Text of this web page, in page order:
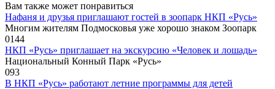
Вам также может понравиться
Нафаня и друзья приглашают гостей в зоопарк НКП «Русь»
Многим жителям Подмосковья уже хорошо знаком Зоопарк
0144
НКП «Русь» приглашает на экскурсию «Человек и лошадь»
Национальный Конный Парк «Русь»
093
В НКП «Русь» работают летние программы для детей